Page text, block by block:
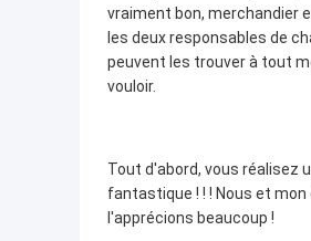
vraiment bon, merchandier
les deux responsables de
peuvent les trouver à tout
vouloir.
Tout d'abord, vous réalisez
fantastique ! ! ! Nous et mon
l'apprécions beaucoup !